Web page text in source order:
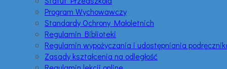
Program Wychowawczy
Standardy Ochrony Małoletnich
Regulamin Biblioteki
Regulamin wypożyczania i udostępniania
Zasady kształcenia na odległość